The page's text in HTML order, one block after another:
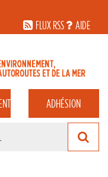
FLUX RSS
AIDE
ADHÉSION